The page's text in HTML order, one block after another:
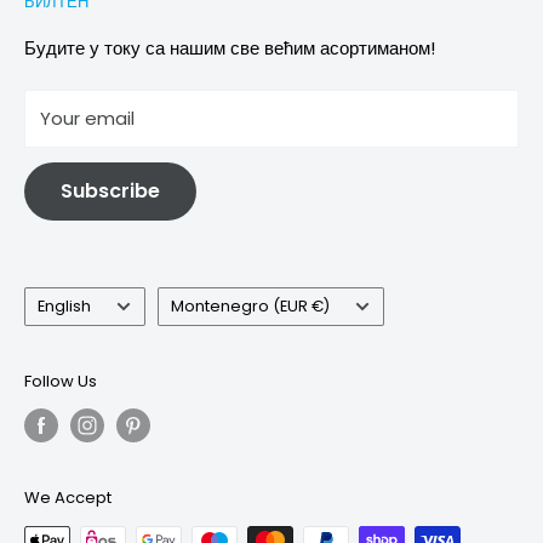
Images & references
Политика отказивања
Услови
Информације о електричној и електронској опреми
Будите у току са нашим све већим асортиманом!
Your email
Subscribe
Language
English Country/region
Montenegro (EUR €)
Follow Us
We Accept